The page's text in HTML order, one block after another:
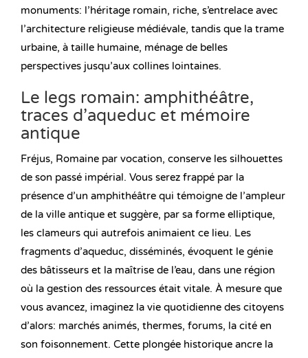
monuments: l’héritage romain, riche, s’entrelace avec
l’architecture religieuse médiévale, tandis que la trame
urbaine, à taille humaine, ménage de belles
perspectives jusqu’aux collines lointaines.
Le legs romain: amphithéâtre,
traces d’aqueduc et mémoire
antique
Fréjus, Romaine par vocation, conserve les silhouettes
de son passé impérial. Vous serez frappé par la
présence d’un amphithéâtre qui témoigne de l’ampleur
de la ville antique et suggère, par sa forme elliptique,
les clameurs qui autrefois animaient ce lieu. Les
fragments d’aqueduc, disséminés, évoquent le génie
des bâtisseurs et la maîtrise de l’eau, dans une région
où la gestion des ressources était vitale. À mesure que
vous avancez, imaginez la vie quotidienne des citoyens
d’alors: marchés animés, thermes, forums, la cité en
son foisonnement. Cette plongée historique ancre la